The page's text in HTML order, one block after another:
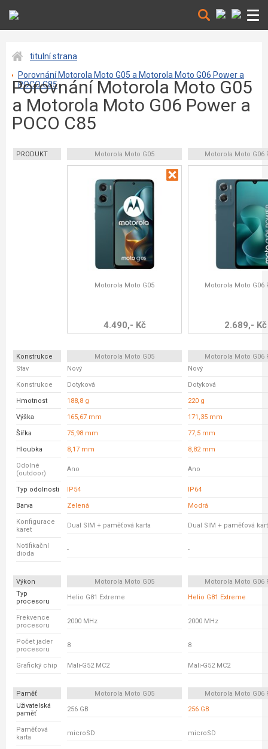
titulní strana
Porovnání Motorola Moto G05 a Motorola Moto G06 Power a
POCO C85
Porovnání Motorola Moto G05
a Motorola Moto G06 Power a
POCO C85
PRODUKT Motorola Moto G05 Motorola Moto G06
Motorola Moto G05
4.490,- Kč
Motorola Moto G06
2.689,- Kč
Konstrukce Motorola Moto G05
Motorola Moto G06
Stav
Nový Nový
Konstrukce Dotyková Dotyková
Hmotnost 188,8 g 220 g
Výška 165,67 mm 171,35 mm
Šířka 75,98 mm 77,5 mm
Hloubka 8,17 mm 8,82 mm
Odolné
(outdoor)
Ano Ano
Typ odolnosti IP54 IP64
Barva Zelená Modrá
Konfigurace
karet
Dual SIM + paměťová karta Dual SIM + paměťová
Notifikační
dioda
- -
Výkon Motorola Moto G05
Motorola Moto G06
Typ
procesoru
Helio G81 Extreme Helio G81 Extreme
Frekvence
procesoru
2000 MHz 2000 MHz
Počet jader
procesoru
8 8
Grafický chip Mali-G52 MC2 Mali-G52 MC2
Paměť Motorola Moto G05
Motorola Moto G06
Uživatelská
paměť
256 GB 256 GB
Paměťová
karta
microSD microSD